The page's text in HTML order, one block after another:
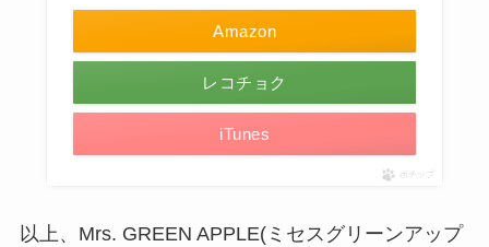
Amazon
レコチョク
iTunes
ポチップ
以上、Mrs. GREEN APPLE(ミセスグリーンアップ